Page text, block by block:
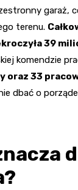
garaż,
terenu.
39
komendzie
oraz 33
dbać o